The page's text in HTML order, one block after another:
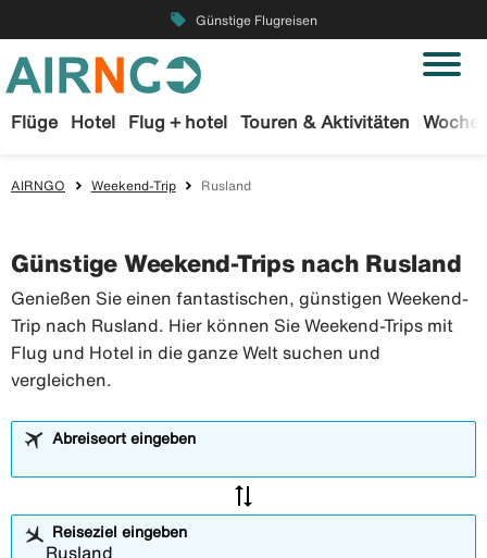
local_offer Günstige Flugreisen
Flüge Hotel Flug + hotel Touren & Aktivitäten
AIRNGO Weekend-Trip Rusland
Günstige Weekend-Trips nach Rusland
Genießen Sie einen fantastischen, günstigen Weekend-
Trip nach Rusland. Hier können Sie Weekend-Trips mit
Flug und Hotel in die ganze Welt suchen und
vergleichen.
Abreiseort eingeben
sync_alt
Reiseziel eingeben